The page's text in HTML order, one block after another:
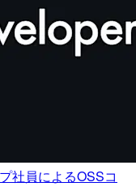
社員によるOSSコ